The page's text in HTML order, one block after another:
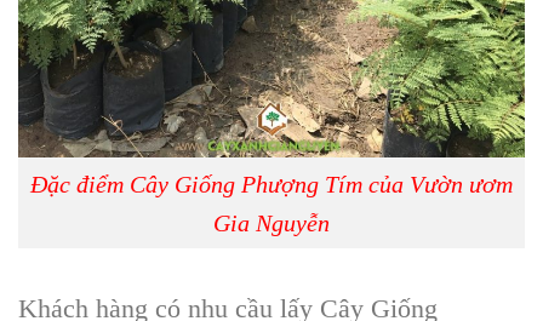
Đặc điểm Cây Giống Phượng Tím của Vườn ươm
Gia Nguyễn
Khách hàng có nhu cầu lấy Cây Giống